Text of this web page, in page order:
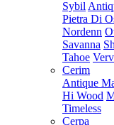
Sybil
Pietra Di
Nordenn
Savanna
Tahoe
Cerim
Antique
Hi Wood
Timeless
Cerpa